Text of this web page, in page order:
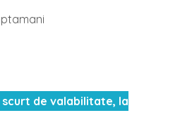
de valabilitate, la